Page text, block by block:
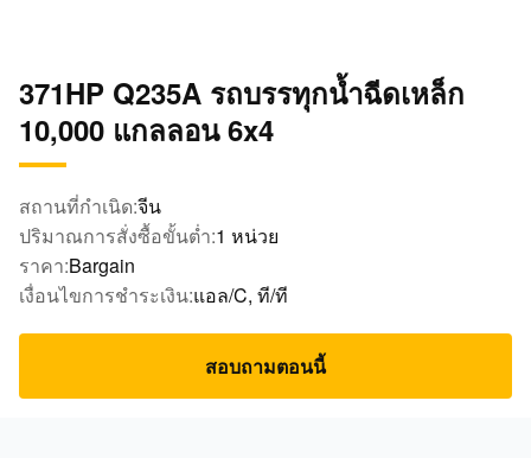
371HP Q235A รถบรรทุกน้ำฉีดเหล็ก
10,000 แกลลอน 6x4
สถานที่กำเนิด:จีน
ปริมาณการสั่งซื้อขั้นต่ำ:1 หน่วย
ราคา:Bargain
เงื่อนไขการชำระเงิน:แอล/C, ที/ที
สอบถามตอนนี้